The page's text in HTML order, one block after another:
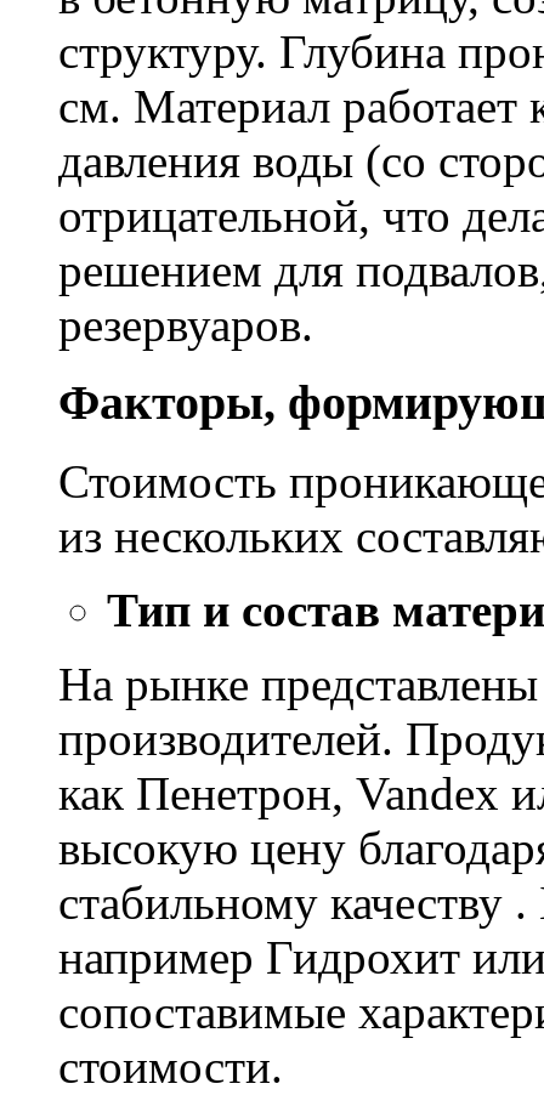
структуру. Глубина
см. Материал работает
давления воды (со
отрицательной, что
решением для
резервуаров.
Факторы,
Стоимость
из нескольких
Тип и состав
На рынке
производителей.
как Пенетрон, Vandex
высокую цену
стабильному качеству
например Гидрохит
сопоставимые
стоимости.